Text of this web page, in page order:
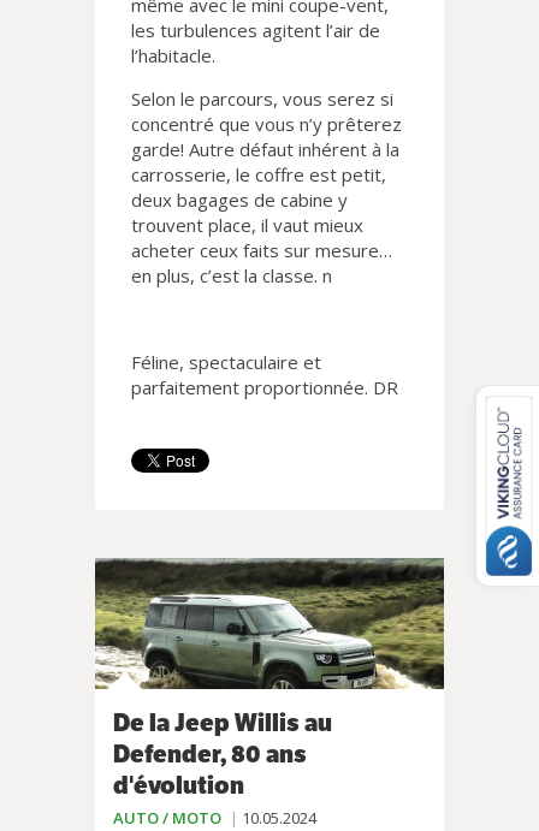
même avec le mini coupe-vent,
les turbulences agitent l’air de
l’habitacle.
Selon le parcours, vous serez si
concentré que vous n’y prêterez
garde! Autre défaut inhérent à la
carrosserie, le coffre est petit,
deux bagages de cabine y
trouvent place, il vaut mieux
acheter ceux faits sur mesure…
en plus, c’est la classe. n
Féline, spectaculaire et
parfaitement proportionnée. DR
De la Jeep Willis au
Defender, 80 ans
d'évolution
AUTO / MOTO 10.05.2024